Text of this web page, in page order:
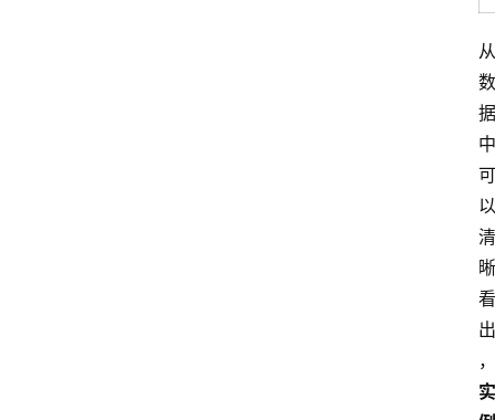
从
数
据
中
可
以
清
晰
看
出
，
实